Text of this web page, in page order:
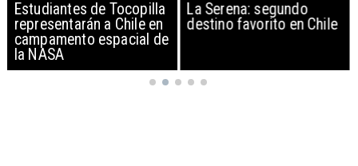
Estudiantes de Tocopilla
representarán a Chile en
campamento espacial de
la NASA
La Serena: segundo
destino favorito en Chile